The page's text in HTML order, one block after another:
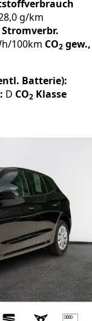
g/km
Stromverbr.
100km CO2 gew.,
Batterie):
D CO2 Klasse